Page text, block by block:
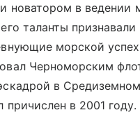
новатором в ведении
таланты признавали
морской
Черноморским
в
причислен в 2001